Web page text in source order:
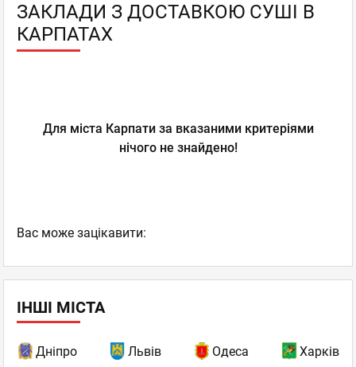
ЗАКЛАДИ З ДОСТАВКОЮ СУШІ В
КАРПАТАХ
Для міста Карпати за вказаними критеріями
нічого не знайдено!
Вас може зацікавити:
ІНШІ МІСТА
Дніпро Львів Одеса Харків